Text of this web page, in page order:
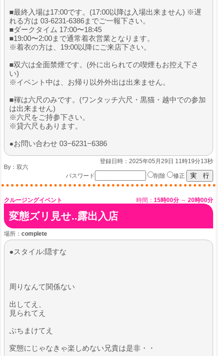
■最終入場は17:00です。(17:00以降は入場出来ません) ※遅
れる方は 03-6231-6386までご一報下さい。
■ダークタイム 17:00〜18:45
■19:00〜2:00まで通常着衣営業となります。
※着衣の方は、19:00以降にご来店下さい。
■双六は全面禁煙です。(外に出られての喫煙もお控え下さ
い)
※イベント中は、お帰り以外外出は出来ません。
■褌は六尺のみです。(ワンタッチ六尺・黒猫・越中での参加
は出来ません)
※六尺をご持参下さい。
※貸六尺もあります。
●お問い合わせ 03−6231−6386
登録日時：2025年05月29日 11時19分13秒
By： 双六
パスワード
削除 修正
クルージングイベント 時間： 15時00分 ～ 20時00分
変態ズリ見せ..露出入店
場所： complete
●スタイル:隠すな
周りなんて関係ない
出してえ、
見られてえ
ぶちまけてえ
​変態にじゃなきゃ楽しめない兄貴は是非・・